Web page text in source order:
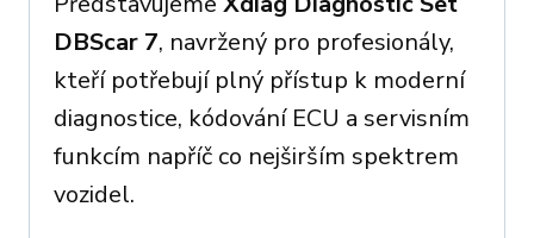
LICENSE
quantity
DBScar 7, navržený pro profesionály,
kteří potřebují plný přístup k moderní
diagnostice, kódování ECU a servisním
funkcím napříč co nejširším spektrem
vozidel.